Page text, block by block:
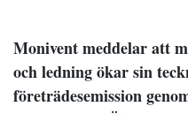
Monivent meddelar att
och ledning ökar sin
företrädesemission